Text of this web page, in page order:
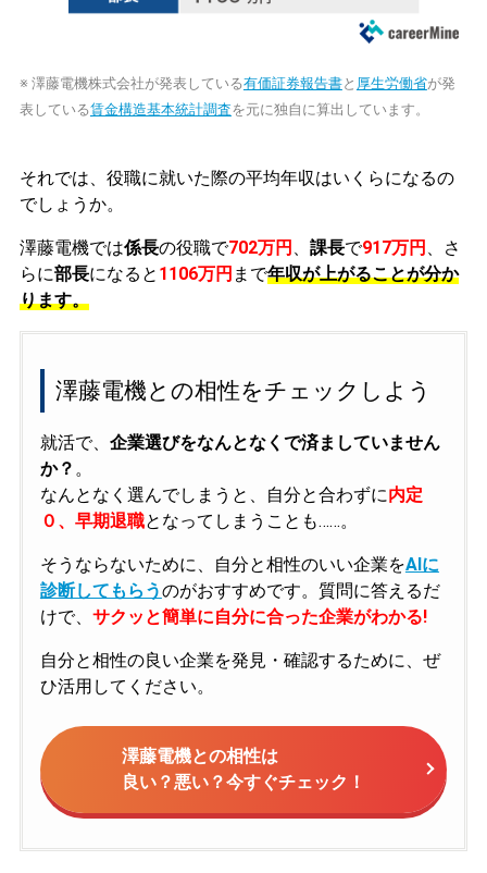
※ 澤藤電機株式会社が発表している有価証券報告書と 厚生労働省が発
表している賃金構造基本統計調査を元に独自に算出しています。
それでは、役職に就いた際の平均年収はいくらになるの
でしょうか。
澤藤電機では係長の役職で702万円 課長で917万円
、さ
らに部長になると 1106万円 まで年収が上がることが分か
ります。
澤藤電機との相性をチェックしよう
就活で、 企業選びをなんとなくで済ましていません
か？ 。
なんとなく選んでしまうと、自分と合わずに内定
０、早期退職となってしまうことも……。
そうならないために、自分と相性のいい企業をAIに
診断してもらうのがおすすめです。質問に答えるだ
けで、 サクッと簡単に自分に合った企業がわかる!
自分と相性の良い企業を発見・確認するために、ぜ
ひ活用してください。
澤藤電機との相性は
良い？悪い？今すぐチェック！